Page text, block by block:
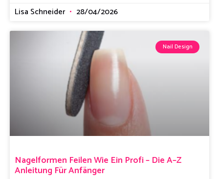
Lisa Schneider
28/04/2026
Nail Design
Nagelformen Feilen Wie Ein Profi – Die A–Z
Anleitung Für Anfänger